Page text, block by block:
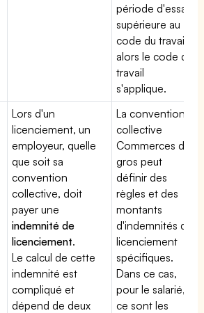
période d'essai
supérieure au
code du travail,
alors le code du
travail
s'applique.
Lors d'un
licenciement, un
employeur, quelle
que soit sa
convention
collective, doit
payer une
indemnité de
licenciement.
Le calcul de cette
indemnité est
compliqué et
dépend de deux
La convention
collective
Commerces de
gros peut
définir des
règles et des
montants
d'indemnités de
licenciement
spécifiques.
Dans ce cas,
pour le salarié,
ce sont les